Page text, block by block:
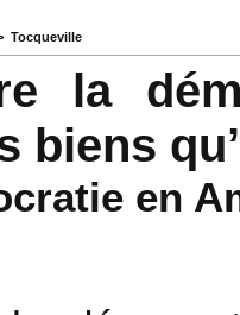
Tocqueville
la
biens
en